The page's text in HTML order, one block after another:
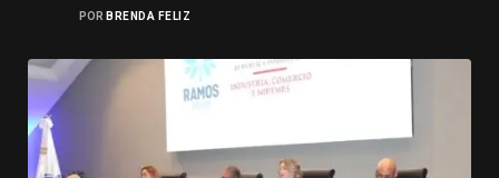
POR BRENDA FELIZ